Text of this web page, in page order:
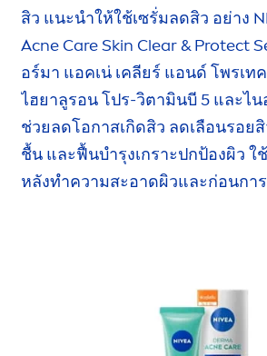
สิว แนะนำให้ใช้เซรั่มลดสิว อย่าง
Acne CareSkin Clear &Protect
อร์มา แอคเน่ เคลียร์ แอนด์ โพรเทค
ไฮยาลูรอนโปร-วิตามินบี 5 และไ
ช่วยลดโอกาสเกิดสิว ลดเลือนรอย
ชื้น และฟื้นบำรุงเกราะปกป้องผิว ใ
หลังทำความสะอาดผิวและก่อนกา